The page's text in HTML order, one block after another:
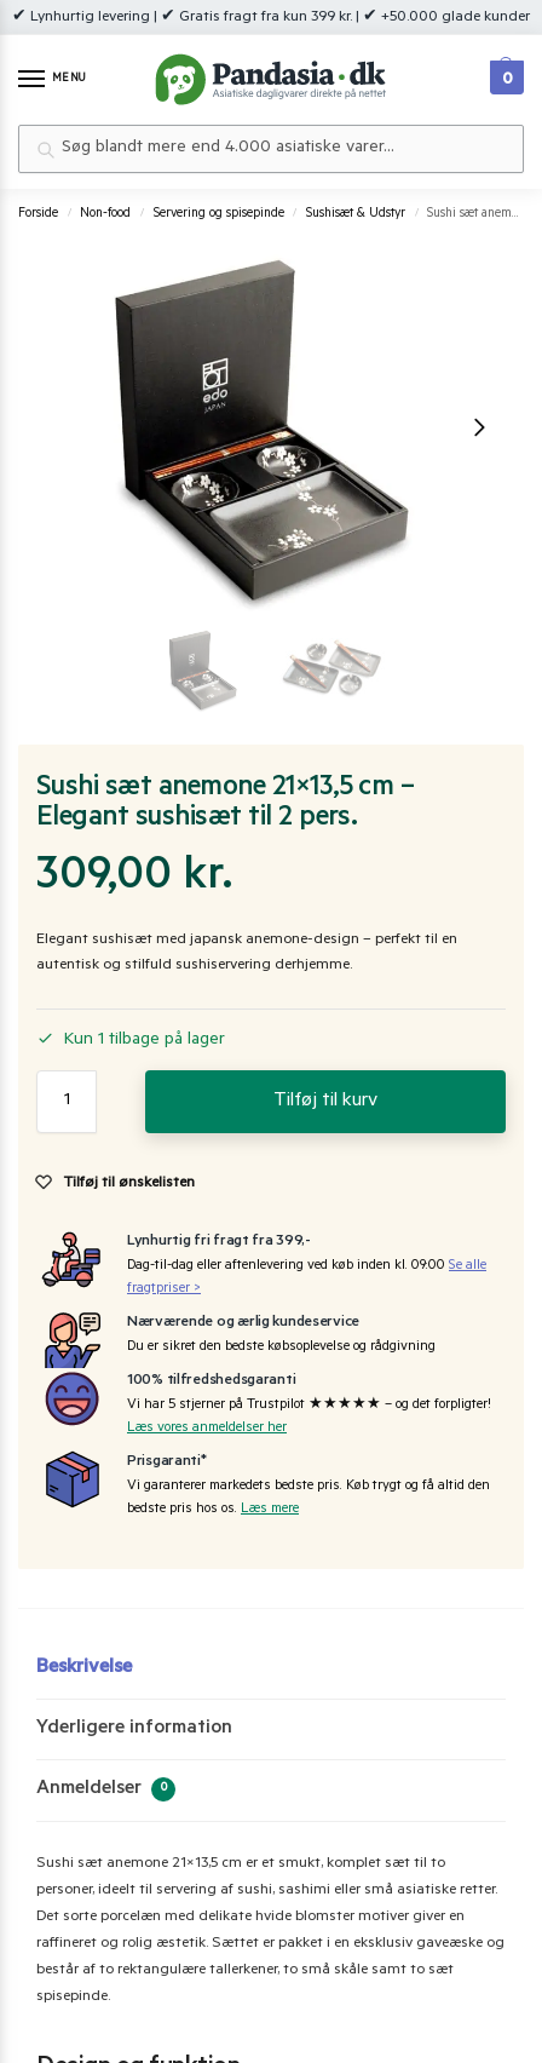
✔ Lynhurtig levering | ✔ Gratis fragt fra kun 399 kr. | ✔ +50.000 glade kunder
MENU 0
Forside / Non-food / Servering og spisepinde / Sushisæt & Udstyr / Sushi sæt anemone 21×13,5 cm – Elegant sushisæt til 2 pers.
Sushi sæt anemone 21×13,5 cm –
Elegant sushisæt til 2 pers.
309,00 kr.
Elegant sushisæt med japansk anemone-design – perfekt til en
autentisk og stilfuld sushiservering derhjemme.
Kun 1 tilbage på lager
Tilføj til kurv
Tilføj til ønskelisten
Lynhurtig fri fragt fra 399,-
Dag-til-dag eller aftenlevering ved køb inden kl. 09:00 Se alle
fragtpriser >
Nærværende og ærlig kundeservice
Du er sikret den bedste købsoplevelse og rådgivning
100% tilfredshedsgaranti
Vi har 5 stjerner på Trustpilot ★★★★★ – og det forpligter!
Læs vores anmeldelser her
Prisgaranti*
Vi garanterer markedets bedste pris. Køb trygt og få altid den
bedste pris hos os. Læs mere
Beskrivelse
Yderligere information
Anmeldelser 0
Sushi sæt anemone 21×13,5 cm er et smukt, komplet sæt til to
personer, ideelt til servering af sushi, sashimi eller små asiatiske retter.
Det sorte porcelæn med delikate hvide blomster motiver giver en
raffineret og rolig æstetik. Sættet er pakket i en eksklusiv gaveæske og
består af to rektangulære tallerkener, to små skåle samt to sæt
spisepinde.